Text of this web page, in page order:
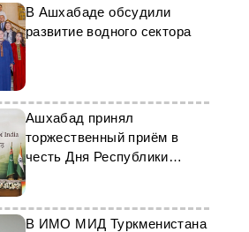
В Ашхабаде обсудили
развитие водного сектора
Ашхабад принял
торжественный приём в
честь Дня Республики
Индии
В ИМО МИД Туркменистана